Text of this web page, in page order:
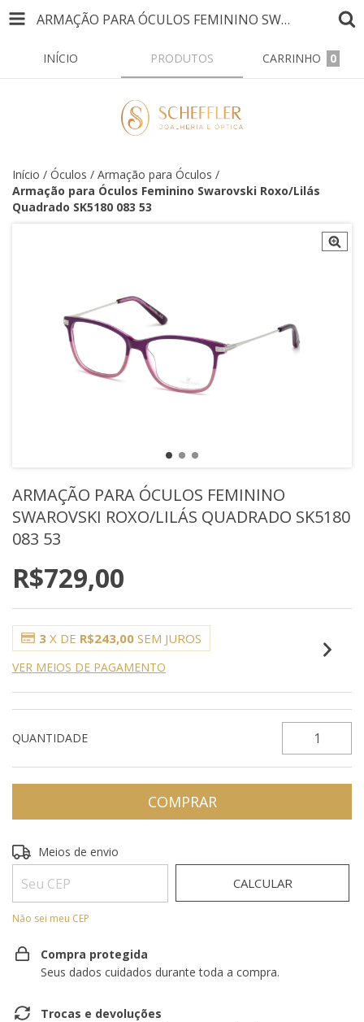
ARMAÇÃO PARA ÓCULOS FEMININO SWAROVSKI ROXO/LILÁS QUADRADO SK5180 083 53
INÍCIO PRODUTOS CARRINHO 0
Início / Óculos / Armação para Óculos /
Armação para Óculos Feminino Swarovski Roxo/Lilás
Quadrado SK5180 083 53
ARMAÇÃO PARA ÓCULOS FEMININO
SWAROVSKI ROXO/LILÁS QUADRADO SK5180
083 53
R$729,00
3 X DE R$243,00 SEM JUROS
VER MEIOS DE PAGAMENTO
QUANTIDADE
Entregas para o CEP:
Meios de envio
CALCULAR
Não sei meu CEP
Compra protegida
Seus dados cuidados durante toda a compra.
Trocas e devoluções